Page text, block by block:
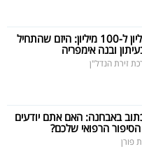
ממינוס מיליון ל-100 מיליון: היזם שהתחיל
ובנה אימפריה
זירת הנדל"ן
באבחנה: האם אתם יודעים
הרפואי שלכם?
פורן